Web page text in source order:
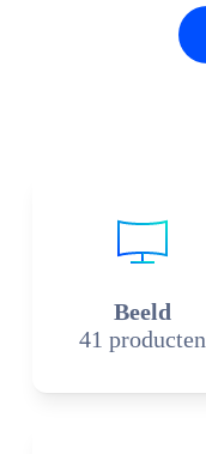
Beeld
41 producten